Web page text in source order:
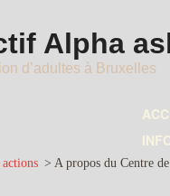
Alpha
d’adultes à Bruxelles
> A propos du Centre